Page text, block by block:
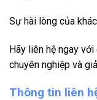
Sự hài lòng của
Hãy liên hệ ngay
chuyên nghiệp và
Thông tin liên